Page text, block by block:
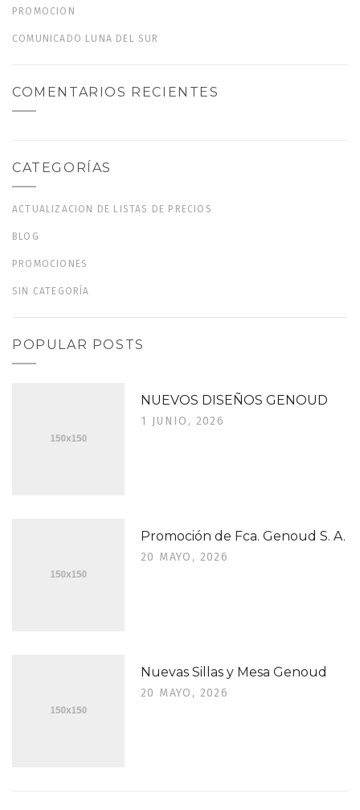
PROMOCION
COMUNICADO LUNA DEL SUR
COMENTARIOS RECIENTES
CATEGORÍAS
ACTUALIZACION DE LISTAS DE PRECIOS
BLOG
PROMOCIONES
SIN CATEGORÍA
POPULAR POSTS
NUEVOS DISEÑOS GENOUD
1 JUNIO, 2026
Promoción de Fca. Genoud S. A.
20 MAYO, 2026
Nuevas Sillas y Mesa Genoud
20 MAYO, 2026